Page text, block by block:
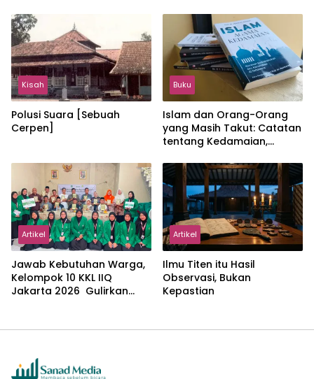
Jonggol
Kisah
Polusi Suara [Sebuah
Cerpen]
Buku
Islam dan Orang-Orang
yang Masih Takut: Catatan
tentang Kedamaian,
dalam Pemikiran Masykuri
Abdillah
Artikel
Jawab Kebutuhan Warga,
Kelompok 10 KKL IIQ
Jakarta 2026 Gulirkan
Artikel
Ilmu Titen itu Hasil
Observasi, Bukan
Kepastian